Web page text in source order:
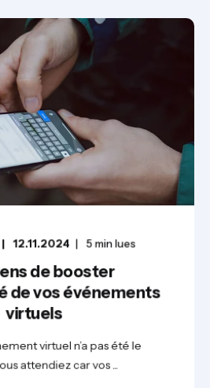
12.11.2024 5min lues
de booster
de vos événements
virtuels
virtuel n’a pas été le
attendiez car vos ...